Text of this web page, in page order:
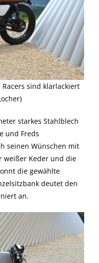
Racers sind klarlackiert
starkes Stahlblech
und Freds
seinen Wünschen mit
weißer Keder und die
die gewählte
deutet den
an.